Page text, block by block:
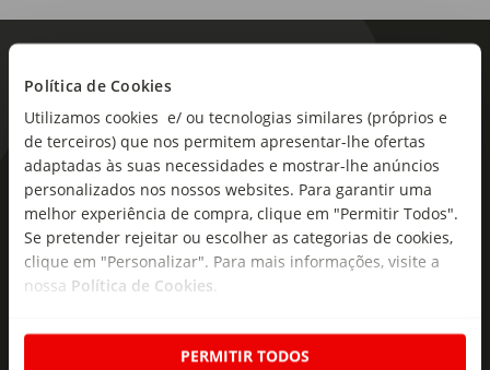
Política de Cookies
Utilizamos cookies e/ ou tecnologias similares (próprios e
de terceiros) que nos permitem apresentar-lhe ofertas
adaptadas às suas necessidades e mostrar-lhe anúncios
personalizados nos nossos websites. Para garantir uma
melhor experiência de compra, clique em "Permitir Todos".
Se pretender rejeitar ou escolher as categorias de cookies,
clique em "Personalizar". Para mais informações, visite a
nossa Política de Cookies
PERMITIR TODOS
As novidades mais frescas no
seu e-mail!
Subscreva e descubra campanhas exclusivas,
ofertas e novidades para si.
Insira o seu e-